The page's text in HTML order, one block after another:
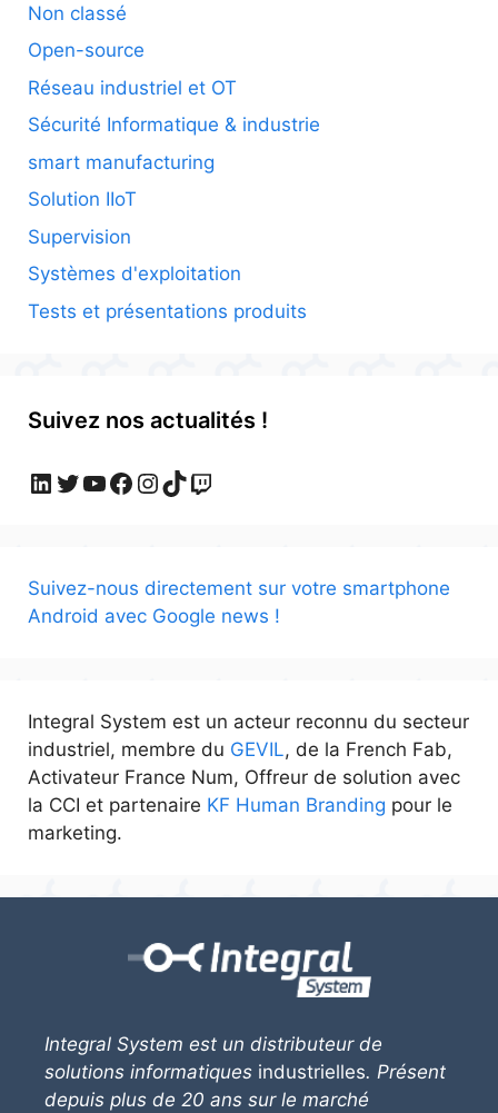
Non classé
Open-source
Réseau industriel et OT
Sécurité Informatique & industrie
smart manufacturing
Solution IIoT
Supervision
Systèmes d'exploitation
Tests et présentations produits
Suivez nos actualités !
LinkedIn
Twitter
YouTube
Facebook
Instagram
TikTok
Twitch
Suivez-nous directement sur votre smartphone
Android avec Google news !
Integral System est un acteur reconnu du secteur
industriel, membre du GEVIL, de la French Fab,
Activateur France Num, Offreur de solution avec
la CCI et partenaire KF Human Branding pour le
marketing.
Integral System est un distributeur de
solutions informatiques industrielles. Présent
depuis plus de 20 ans sur le marché